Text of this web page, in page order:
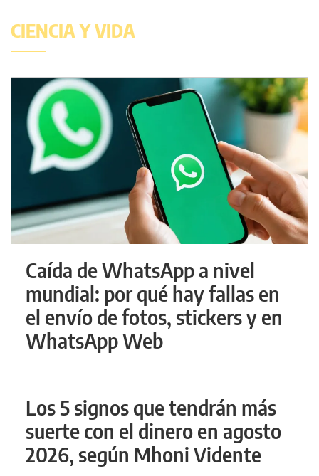
CIENCIA Y VIDA
Caída de WhatsApp a nivel
mundial: por qué hay fallas en
el envío de fotos, stickers y en
WhatsApp Web
Los 5 signos que tendrán más
suerte con el dinero en agosto
2026, según Mhoni Vidente